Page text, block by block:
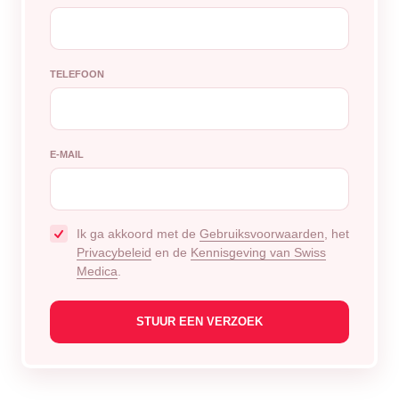
TELEFOON
E-MAIL
Ik ga akkoord met de Gebruiksvoorwaarden , het
Privacybeleid en de Kennisgeving van Swiss
Medica